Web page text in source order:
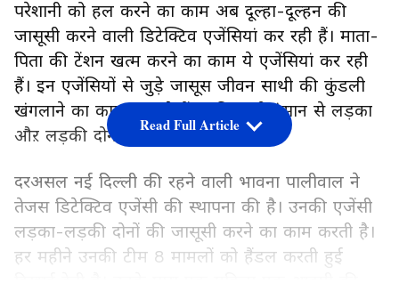
परेशानी को हल करने का काम अब दूल्हा-दूल्हन की
जासूसी करने वाली डिटेक्टिव एजेंसियां कर रही हैं। माता-
पिता की टेंशन खत्म करने का काम ये एजेंसियां कर रही
हैं। इन एजेंसियों से जुड़े जासूस जीवन साथी की कुंडली
खंगलाने का काम कर रहे हैं। ताकि सही इंसान से लड़का
औऱ लड़की दोनों की शादी हो सकें।
दरअसल नई दिल्ली की रहने वाली भावना पालीवाल ने
तेजस डिटेक्टिव एजेंसी की स्थापना की है। उनकी एजेंसी
लड़का-लड़की दोनों की जासूसी करने का काम करती है।
हर महीने उनकी टीम 8 मामलों को हैंडल करती हुई
Read Full Article